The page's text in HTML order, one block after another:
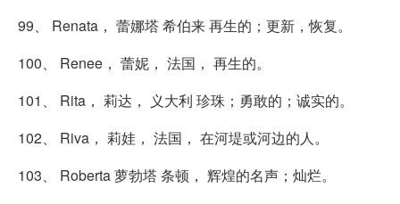
99、 Renata， 蕾娜塔 希伯来 再生的；更新，恢复。
100、 Renee， 蕾妮， 法国， 再生的。
101、 Rita， 莉达， 义大利 珍珠；勇敢的；诚实的。
102、 Riva， 莉娃， 法国， 在河堤或河边的人。
103、 Roberta 萝勃塔 条顿， 辉煌的名声；灿烂。